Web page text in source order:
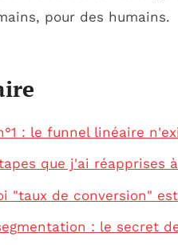
pour des humains.
: le funnel linéaire
que j'ai réapprises
"taux de conversion"
: le secret